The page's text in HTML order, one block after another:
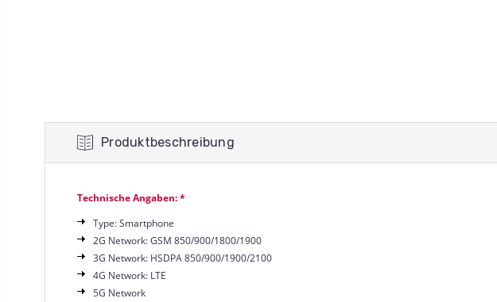
Produktbeschreibung
Technische Angaben: *
Type: Smartphone
2G Network: GSM 850/900/1800/1900
3G Network: HSDPA 850/900/1900/2100
4G Network: LTE
5G Network